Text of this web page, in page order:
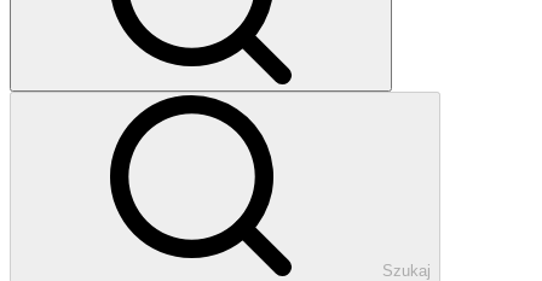
Szukaj